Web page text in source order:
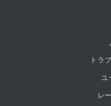
トラ
ユ
レ